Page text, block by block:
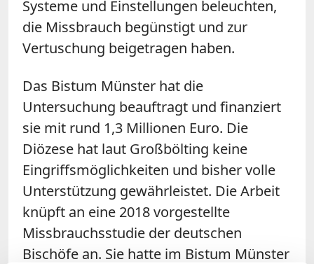
Systeme und Einstellungen beleuchten,
die Missbrauch begünstigt und zur
Vertuschung beigetragen haben.
Das Bistum Münster hat die
Untersuchung beauftragt und finanziert
sie mit rund 1,3 Millionen Euro. Die
Diözese hat laut Großbölting keine
Eingriffsmöglichkeiten und bisher volle
Unterstützung gewährleistet. Die Arbeit
knüpft an eine 2018 vorgestellte
Missbrauchsstudie der deutschen
Bischöfe an. Sie hatte im Bistum Münster